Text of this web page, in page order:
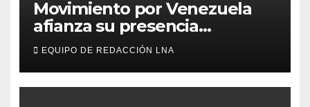
Movimiento por Venezuela
afianza su presencia
comunitaria en La Ponderosa
y otras comunidades de
Anzoátegui
EQUIPO DE REDACCIÓN LNA